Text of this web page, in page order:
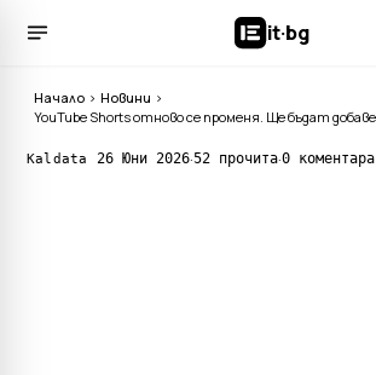
it·bg
Начало › Новини ›
Kaldata 26 Юни 2026·52 прочита·0 коментара